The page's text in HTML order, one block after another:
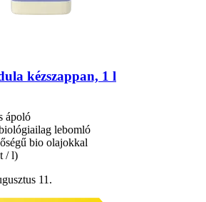
kézszappan, 1 l
ápoló
lebomló
bio olajokkal
/ l)
11.